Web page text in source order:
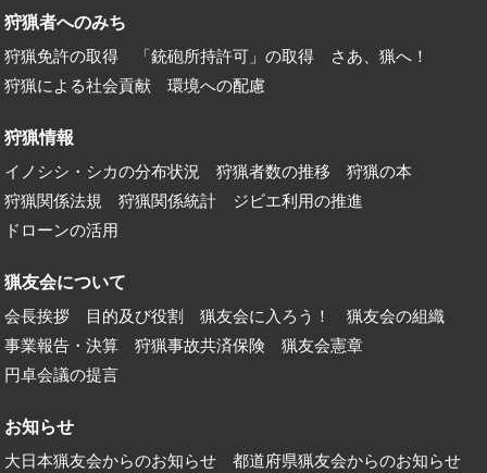
狩猟者へのみち
狩猟免許の取得 「銃砲所持許可」の取得
さあ、猟へ！
狩猟による社会貢献
環境への配慮
狩猟情報
イノシシ・シカの分布状況 狩猟者数の推移
狩猟の本
狩猟関係法規
狩猟関係統計
ジビエ利用の推進
ドローンの活用
猟友会について
会長挨拶 目的及び役割 猟友会に入ろう！
猟友会の組織
事業報告・決算
狩猟事故共済保険
猟友会憲章
円卓会議の提言
お知らせ
大日本猟友会からのお知らせ 都道府県猟友会からのお知らせ